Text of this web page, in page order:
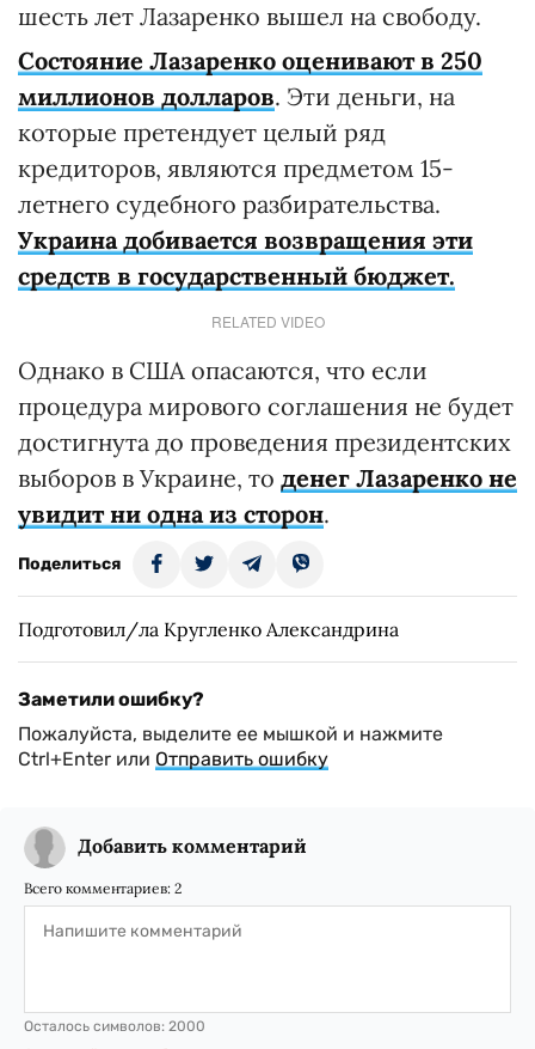
шесть лет Лазаренко вышел на свободу.
Состояние Лазаренко оценивают в 250
миллионов долларов. Эти деньги, на
которые претендует целый ряд
кредиторов, являются предметом 15-
летнего судебного разбирательства.
Украина добивается возвращения эти
средств в государственный бюджет.
RELATED VIDEO
Однако в США опасаются, что если
процедура мирового соглашения не будет
достигнута до проведения президентских
выборов в Украине, то денег Лазаренко не
увидит ни одна из сторон.
Поделиться
Подготовил/ла Кругленко Александрина
Заметили ошибку?
Пожалуйста, выделите ее мышкой и нажмите
Ctrl+Enter или Отправить ошибку
Добавить комментарий
Всего комментариев: 2
Осталось символов: 2000